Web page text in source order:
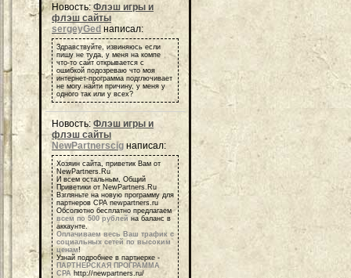
Новость:Флэш игры и
флэш сайты
sergeyGed написал:
Здравствуйте, извиняюсь если
пишу не туда, у меня на компе
что-то сайт открывается с
ошибкой подозреваю что моя
интернет-программа подглючивает
не могу найти причину, у меня у
одного так или у всех?
Новость: Флэш игры и
флэш сайты
NewPartnerscig написал:
Хозяин сайта, приветик Вам от
NewPartners.Ru
И всем остальным, Общий
Приветики от NewPartners.Ru
Взгляньте на новую программу для
партнеров СРА newpartners.ru
Обсолютно бесплатно предлагаем
всем по 500 рублей на баланс в
аккаунте.
Оплачиваем весь Ваш трафик с
социальных сетей по высоким
ценам!
Узнай подробнее в партнерке -
ПАРТНЕРСКАЯ ПРОГРАММА
СРА http://newpartners.ru/